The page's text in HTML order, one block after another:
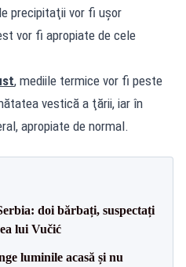
precipitaţii vor fi uşor
vor fi apropiate de cele
, mediile termice vor fi peste
vestică a ţării, iar în
apropiate de normal.
doi bărbați, suspectați
lui Vučić
luminile acasă și nu